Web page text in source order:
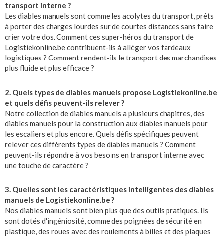
transport interne ?
Les diables manuels sont comme les acolytes du transport, prêts
à porter des charges lourdes sur de courtes distances sans faire
crier votre dos. Comment ces super-héros du transport de
Logistiekonline.be contribuent-ils à alléger vos fardeaux
logistiques ? Comment rendent-ils le transport des marchandises
plus fluide et plus efficace ?
2. Quels types de diables manuels propose Logistiekonline.be
et quels défis peuvent-ils relever ?
Notre collection de diables manuels a plusieurs chapitres, des
diables manuels pour la construction aux diables manuels pour
les escaliers et plus encore. Quels défis spécifiques peuvent
relever ces différents types de diables manuels ? Comment
peuvent-ils répondre à vos besoins en transport interne avec
une touche de caractère ?
3. Quelles sont les caractéristiques intelligentes des diables
manuels de Logistiekonline.be ?
Nos diables manuels sont bien plus que des outils pratiques. Ils
sont dotés d'ingéniosité, comme des poignées de sécurité en
plastique, des roues avec des roulements à billes et des plaques